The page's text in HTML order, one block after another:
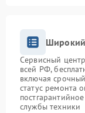
Широкий
Сервисный
всей РФ,
включая
статус ремонта
службы техники